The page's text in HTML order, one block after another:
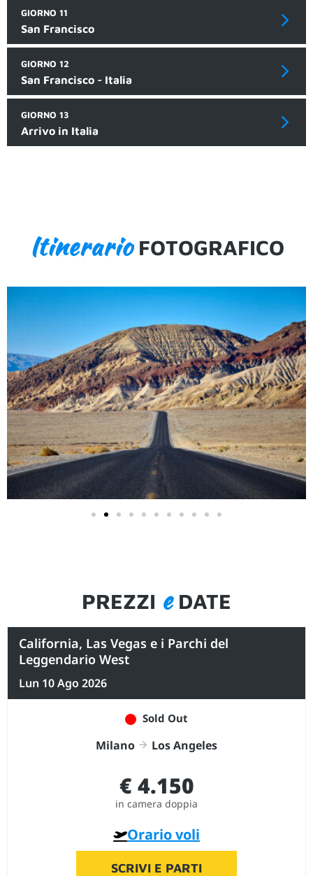
GIORNO 11
San Francisco
GIORNO 12
San Francisco - Italia
GIORNO 13
Arrivo in Italia
ItinerarioFOTOGRAFICO
PREZZI eDATE
California, Las Vegas e i Parchi del
Leggendario West
Lun 10 Ago 2026
Sold Out
Milano Los Angeles
€ 4.150
in camera doppia
Orario voli
SCRIVI E PARTI